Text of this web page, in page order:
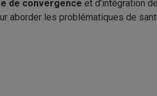
de convergence et d’intégration
aborder les problématiques de